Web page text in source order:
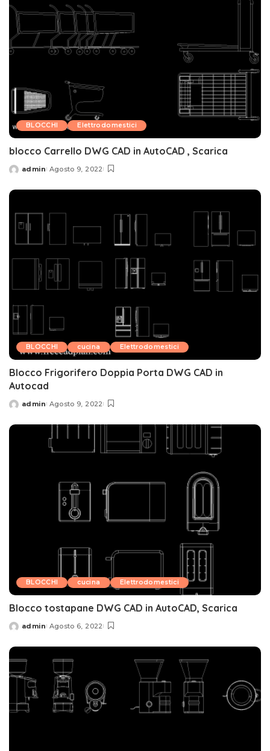
BLOCCHI Elettrodomestici
blocco Carrello DWG CAD in AutoCAD , Scarica
Posted
admin Agosto 9, 2022
BLOCCHI cucina Elettrodomestici
Blocco Frigorifero Doppia Porta DWG CAD in
Autocad
Posted
admin Agosto 9, 2022
BLOCCHI cucina Elettrodomestici
Blocco tostapane DWG CAD in AutoCAD, Scarica
Posted
admin Agosto 6, 2022